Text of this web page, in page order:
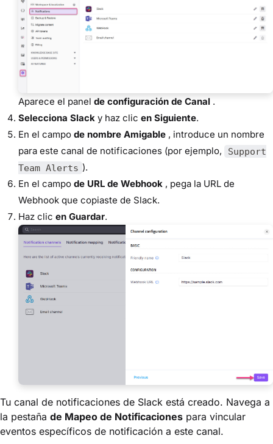
Aparece el panel de configuración de Canal .
Selecciona Slack y haz clic en Siguiente.
En el campo de nombre Amigable , introduce un nombre
para este canal de notificaciones (por ejemplo,
Support
Team Alerts ).
En el campo de URL de Webhook , pega la URL de
Webhook que copiaste de Slack.
Haz clic en Guardar.
Tu canal de notificaciones de Slack está creado. Navega a
la pestaña de Mapeo de Notificaciones para vincular
eventos específicos de notificación a este canal.